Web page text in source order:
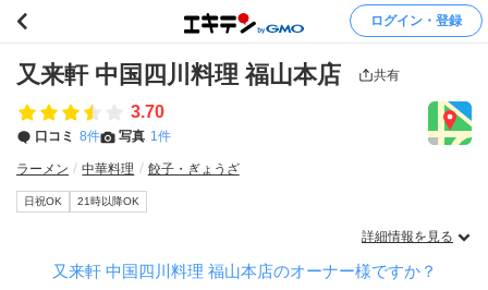
ログイン・登録
又来軒 中国四川料理 福山本店 共有
3.70
口コミ 8件 写真 1件
ラーメン 中華料理 餃子・ぎょうざ
日祝OK 21時以降OK
詳細情報を見る
又来軒 中国四川料理 福山本店のオーナー様ですか？